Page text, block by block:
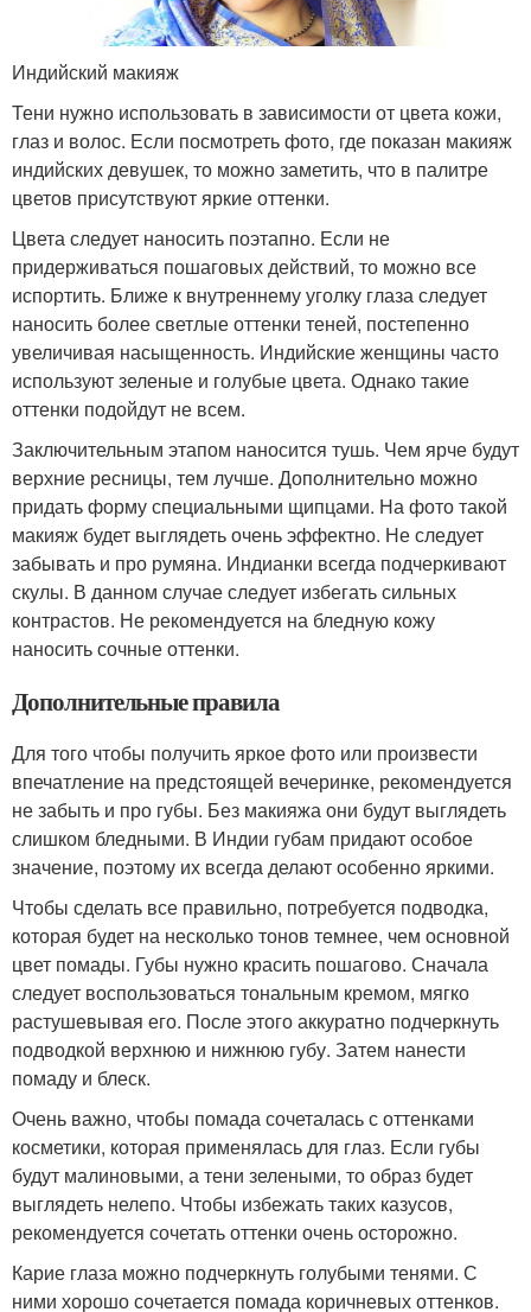
Индийский макияж
Тени нужно использовать в зависимости от цвета кожи,
глаз и волос. Если посмотреть фото, где показан макияж
индийских девушек, то можно заметить, что в палитре
цветов присутствуют яркие оттенки.
Цвета следует наносить поэтапно. Если не
придерживаться пошаговых действий, то можно все
испортить. Ближе к внутреннему уголку глаза следует
наносить более светлые оттенки теней, постепенно
увеличивая насыщенность. Индийские женщины часто
используют зеленые и голубые цвета. Однако такие
оттенки подойдут не всем.
Заключительным этапом наносится тушь. Чем ярче будут
верхние ресницы, тем лучше. Дополнительно можно
придать форму специальными щипцами. На фото такой
макияж будет выглядеть очень эффектно. Не следует
забывать и про румяна. Индианки всегда подчеркивают
скулы. В данном случае следует избегать сильных
контрастов. Не рекомендуется на бледную кожу
наносить сочные оттенки.
Дополнительные правила
Для того чтобы получить яркое фото или произвести
впечатление на предстоящей вечеринке, рекомендуется
не забыть и про губы. Без макияжа они будут выглядеть
слишком бледными. В Индии губам придают особое
значение, поэтому их всегда делают особенно яркими.
Чтобы сделать все правильно, потребуется подводка,
которая будет на несколько тонов темнее, чем основной
цвет помады. Губы нужно красить пошагово. Сначала
следует воспользоваться тональным кремом, мягко
растушевывая его. После этого аккуратно подчеркнуть
подводкой верхнюю и нижнюю губу. Затем нанести
помаду и блеск.
Очень важно, чтобы помада сочеталась с оттенками
косметики, которая применялась для глаз. Если губы
будут малиновыми, а тени зелеными, то образ будет
выглядеть нелепо. Чтобы избежать таких казусов,
рекомендуется сочетать оттенки очень осторожно.
Карие глаза можно подчеркнуть голубыми тенями. С
ними хорошо сочетается помада коричневых оттенков.